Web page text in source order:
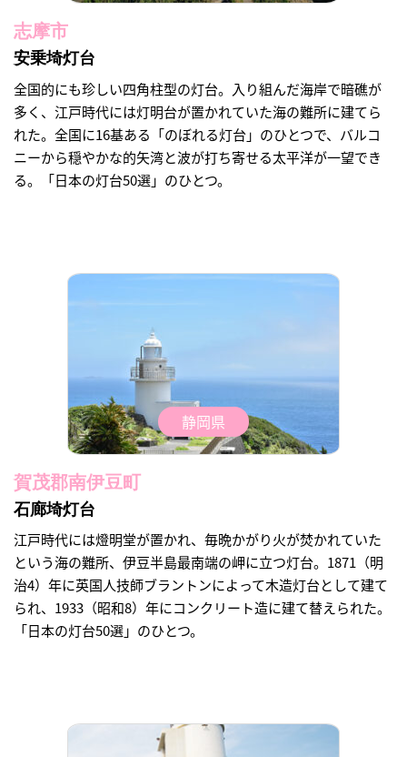
志摩市
安乗埼灯台
全国的にも珍しい四角柱型の灯台。入り組んだ海岸で暗礁が
多く、江戸時代には灯明台が置かれていた海の難所に建てら
れた。全国に16基ある「のぼれる灯台」のひとつで、バルコ
ニーから穏やかな的矢湾と波が打ち寄せる太平洋が一望でき
る。「日本の灯台50選」のひとつ。
静岡県
賀茂郡南伊豆町
石廊埼灯台
江戸時代には燈明堂が置かれ、毎晩かがり火が焚かれていた
という海の難所、伊豆半島最南端の岬に立つ灯台。1871（明
治4）年に英国人技師ブラントンによって木造灯台として建て
られ、1933（昭和8）年にコンクリート造に建て替えられた。
「日本の灯台50選」のひとつ。